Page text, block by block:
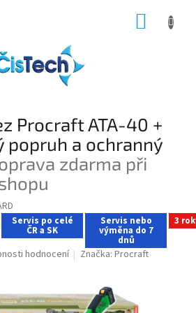
Procraft ATA-40 +
popruh a ochranný
zdarma při
Servis po celé
ČR a SK
Servis nebo
výměna do 7
dnů
3
hodnocení Značka:Procraft